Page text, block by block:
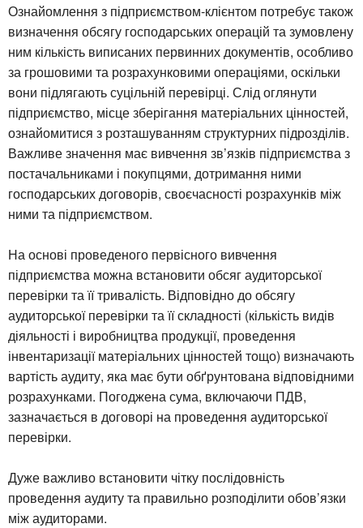
Ознайомлення з підприємством-клієнтом потребує також
визначення обсягу господарських операцій та зумовлену
ним кількість виписаних первинних документів, особливо
за грошовими та розрахунковими операціями, оскільки
вони підлягають суцільній перевірці. Слід оглянути
підприємство, місце зберігання матеріальних цінностей,
ознайомитися з розташуванням структурних підрозділів.
Важливе значення має вивчення зв’язків підприємства з
постачальниками і покупцями, дотримання ними
господарських договорів, своєчасності розрахунків між
ними та підприємством.
На основі проведеного первісного вивчення
підприємства можна встановити обсяг аудиторської
перевірки та її тривалість. Відповідно до обсягу
аудиторської перевірки та її складності (кількість видів
діяльності і виробництва продукції, проведення
інвентаризації матеріальних цінностей тощо) визначають
вартість аудиту, яка має бути обґрунтована відповідними
розрахунками. Погоджена сума, включаючи ПДВ,
зазначається в договорі на проведення аудиторської
перевірки.
Дуже важливо встановити чітку послідовність
проведення аудиту та правильно розподілити обов’язки
між аудиторами.